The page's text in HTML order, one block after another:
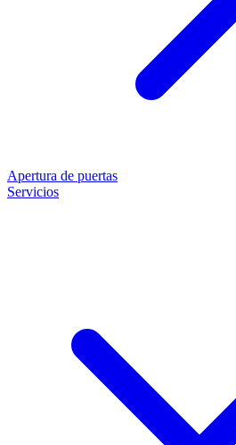
Apertura de puertas
Servicios